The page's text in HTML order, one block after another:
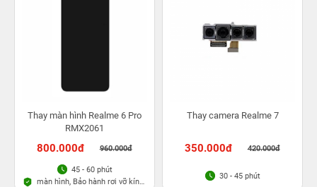
Thay màn hình Realme 6 Pro
RMX2061
800.000đ 960.000đ
45 - 60 phút
màn hình, Bảo hành rơi vỡ kính
Thay camera Realme 7
350.000đ 420.000đ
30 - 45 phút